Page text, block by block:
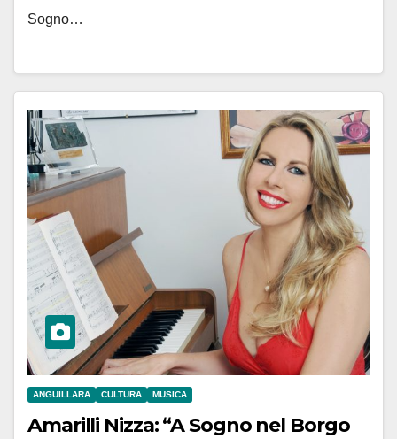
Sogno…
ANGUILLARA CULTURA MUSICA
Amarilli Nizza: “A Sogno nel Borgo